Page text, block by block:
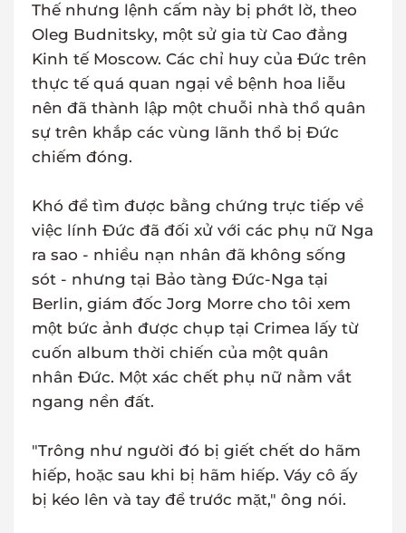
Thế nhưng lệnh cấm này bị phớt lờ, theo
Oleg Budnitsky, một sử gia từ Cao đẳng
Kinh tế Moscow. Các chỉ huy của Đức trên
thực tế quá quan ngại về bệnh hoa liễu
nên đã thành lập một chuỗi nhà thổ quân
sự trên khắp các vùng lãnh thổ bị Đức
chiếm đóng.
Khó để tìm được bằng chứng trực tiếp về
việc lính Đức đã đối xử với các phụ nữ Nga
ra sao - nhiều nạn nhân đã không sống
sót - nhưng tại Bảo tàng Đức-Nga tại
Berlin, giám đốc Jorg Morre cho tôi xem
một bức ảnh được chụp tại Crimea lấy từ
cuốn album thời chiến của một quân
nhân Đức. Một xác chết phụ nữ nằm vắt
ngang nền đất.
"Trông như người đó bị giết chết do hãm
hiếp, hoặc sau khi bị hãm hiếp. Váy cô ấy
bị kéo lên và tay để trước mặt," ông nói.